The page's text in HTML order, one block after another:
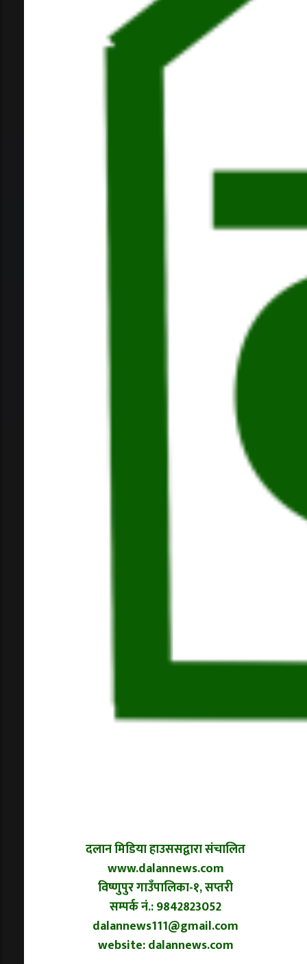
दलान मिडिया हाउससद्वारा संचालित
www.dalannews.com
विष्णुपुर गाउँपालिका-१, सप्तरी
सम्पर्क नं.: 9842823052
dalannews111@gmail.com
website: dalannews.com